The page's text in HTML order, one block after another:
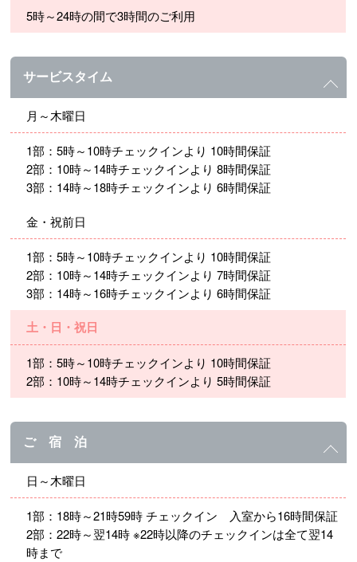
5時～24時の間で3時間のご利用
サービスタイム
月～木曜日
1部：5時～10時チェックインより 10時間保証
2部：10時～14時チェックインより 8時間保証
3部：14時～18時チェックインより 6時間保証
金・祝前日
1部：5時～10時チェックインより 10時間保証
2部：10時～14時チェックインより 7時間保証
3部：14時～16時チェックインより 6時間保証
土・日・祝日
1部：5時～10時チェックインより 10時間保証
2部：10時～14時チェックインより 5時間保証
ご 宿 泊
日～木曜日
1部：18時～21時59時 チェックイン 入室から16時間保証
2部：22時～翌14時 ※22時以降のチェックインは全て翌14
時まで